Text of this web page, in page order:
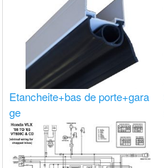
Etancheite+bas de porte+gara
ge